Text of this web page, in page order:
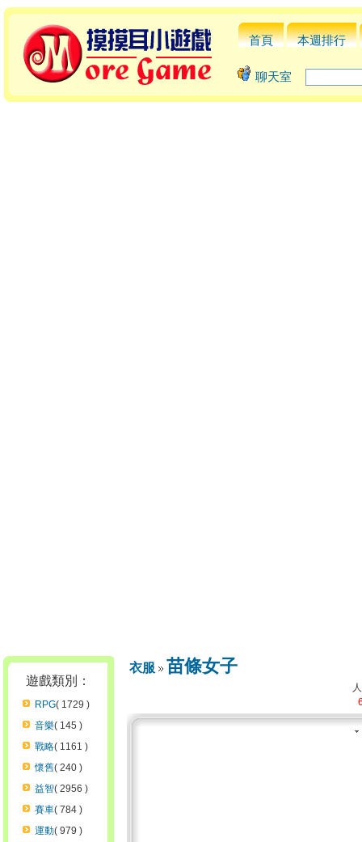
首頁 本週排行
聊天室
遊戲類別：
RPG( 1729 )
音樂( 145 )
戰略( 1161 )
懷舊( 240 )
益智( 2956 )
賽車( 784 )
運動( 979 )
衣服 苗條女子